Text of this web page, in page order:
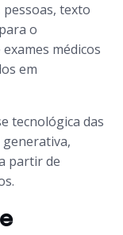
texto
o
médicos
em
tecnológica das
partir de